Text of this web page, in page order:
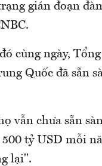
gián đoạn
cùng ngày,
Quốc đã sẵn
vẫn chưa sẵn
tỷ USD mỗi
lại".